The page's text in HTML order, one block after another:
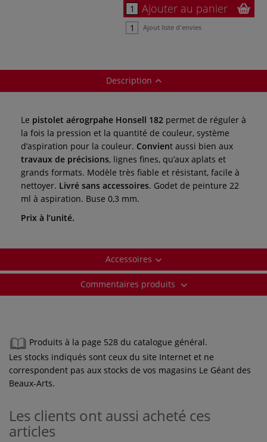
Ajouter au panier
Ajout liste d'envies
Description
Le pistolet aérogrpahe Honsell 182 permet de réguler à
la fois la pression et la quantité de couleur, système
d’aspiration pour la couleur. Convient aussi bien aux
travaux de précisions, lignes fines, qu’aux aplats et
grands formats. Modèle très fiable et résistant, facile à
nettoyer. Livré sans accessoires. Godet de peinture 22
ml à aspiration. Buse 0,3 mm.
Prix à l’unité.
Accessoires
Commentaires produits
Produits à la page 528 du catalogue général.
Les stocks indiqués sont ceux du site Internet et ne
correspondent pas aux stocks de vos magasins Le Géant des
Beaux-Arts.
Les clients ont aussi acheté ces
articles